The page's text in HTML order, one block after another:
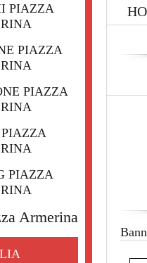
PIAZZA
PIAZZA
PIAZZA
PIAZZA
Armerina